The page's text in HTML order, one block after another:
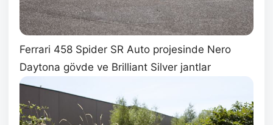
Ferrari 458 Spider SR Auto projesinde Nero
Daytona gövde ve Brilliant Silver jantlar